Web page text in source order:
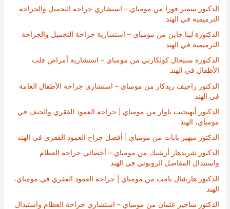
الدكتور سمير فورا من مومباي – استشاري جراحة التجميل والجراحة
الترميمية في الهند
الدكتورة لينا جاين من مومباي – استشارية جراحة التجميل والجراحة
الترميمية في الهند
الدكتورة سنيحال كولكارني من مومباي – استشارية أمراض قلب
الأطفال في الهند
الدكتور راجيف ريدكار من مومباي – استشاري جراحة الأطفال العامة
في الهند
الدكتور أبهيجيت باوار من مومباي | جراحة العمود الفقري والجنف في
مومباي، الهند
الدكتور ميهير بابات من مومباي | أفضل جراح العمود الفقري في الهند
الدكتور شريدهار أرشيك من مومباي – أخصائي جراحة العظام
واستبدال المفاصل الروبوتي في الهند
الدكتور هارشال بامب من مومباي | جراحة العمود الفقري في مومباي،
الهند
الدكتور ساجير عثمان من مومباي – استشاري جراحة العظام واستبدال